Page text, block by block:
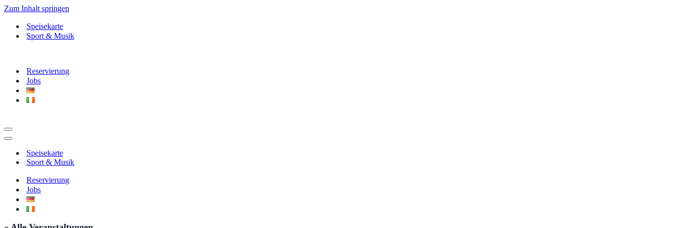
Zum Inhalt springen
Speisekarte
Sport & Musik
Reservierung
Jobs
Navigationsmenü
Navigationsmenü
Speisekarte
Sport & Musik
Reservierung
Jobs